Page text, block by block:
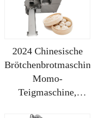
2024 Chinesische
Brötchenbrotmaschine,
Momo-
Teigmaschine,